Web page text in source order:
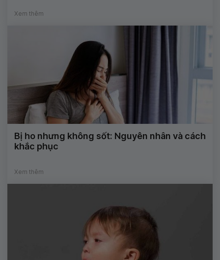
Xem thêm
Bị ho nhưng không sốt: Nguyên nhân và cách
khắc phục
Xem thêm